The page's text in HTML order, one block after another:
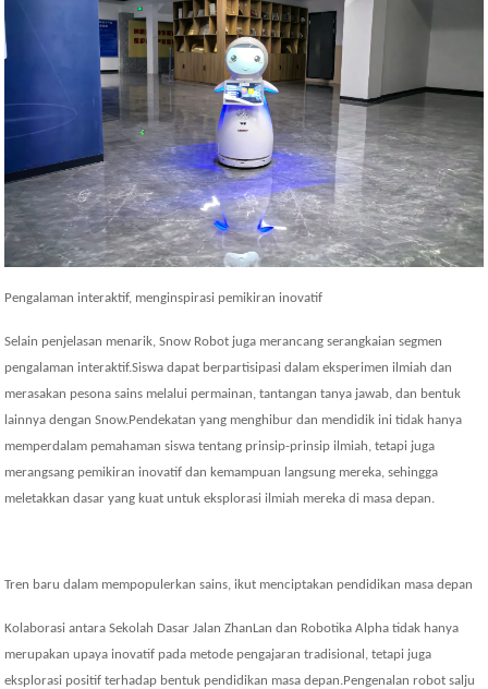
Pengalaman interaktif, menginspirasi pemikiran inovatif
Selain penjelasan menarik, Snow Robot juga merancang serangkaian segmen
pengalaman interaktif.Siswa dapat berpartisipasi dalam eksperimen ilmiah dan
merasakan pesona sains melalui permainan, tantangan tanya jawab, dan bentuk
lainnya dengan Snow.Pendekatan yang menghibur dan mendidik ini tidak hanya
memperdalam pemahaman siswa tentang prinsip-prinsip ilmiah, tetapi juga
merangsang pemikiran inovatif dan kemampuan langsung mereka, sehingga
meletakkan dasar yang kuat untuk eksplorasi ilmiah mereka di masa depan.
Tren baru dalam mempopulerkan sains, ikut menciptakan pendidikan masa depan
Kolaborasi antara Sekolah Dasar Jalan ZhanLan dan Robotika Alpha tidak hanya
merupakan upaya inovatif pada metode pengajaran tradisional, tetapi juga
eksplorasi positif terhadap bentuk pendidikan masa depan.Pengenalan robot salju